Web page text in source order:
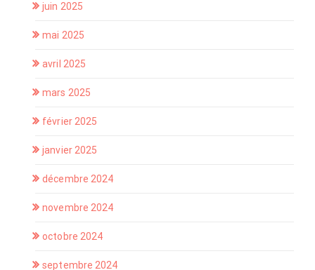
juin 2025
mai 2025
avril 2025
mars 2025
février 2025
janvier 2025
décembre 2024
novembre 2024
octobre 2024
septembre 2024